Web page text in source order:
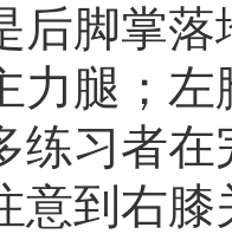
后脚掌
力腿；
练习者
意到右